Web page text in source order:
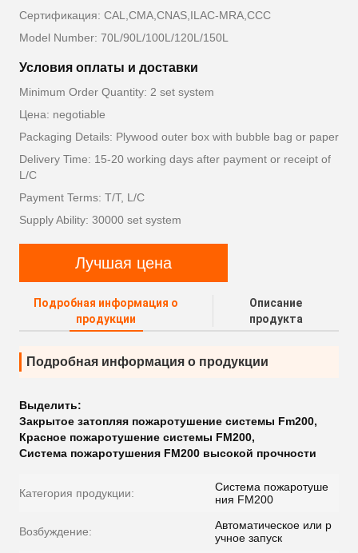
Сертификация: CAL,CMA,CNAS,ILAC-MRA,CCC
Model Number: 70L/90L/100L/120L/150L
Условия оплаты и доставки
Minimum Order Quantity: 2 set system
Цена: negotiable
Packaging Details: Plywood outer box with bubble bag or paper
Delivery Time: 15-20 working days after payment or receipt of
L/C
Payment Terms: T/T, L/C
Supply Ability: 30000 set system
Лучшая цена
Подробная информация о
продукции
Описание
продукта
Подробная информация о продукции
Выделить:
Закрытое затопляя пожаротушение системы Fm200,
Красное пожаротушение системы FM200,
Система пожаротушения FM200 высокой прочности
Категория продукции:
Система пожаротуше
ния FM200
Возбуждение:
Автоматическое или р
учное запуск